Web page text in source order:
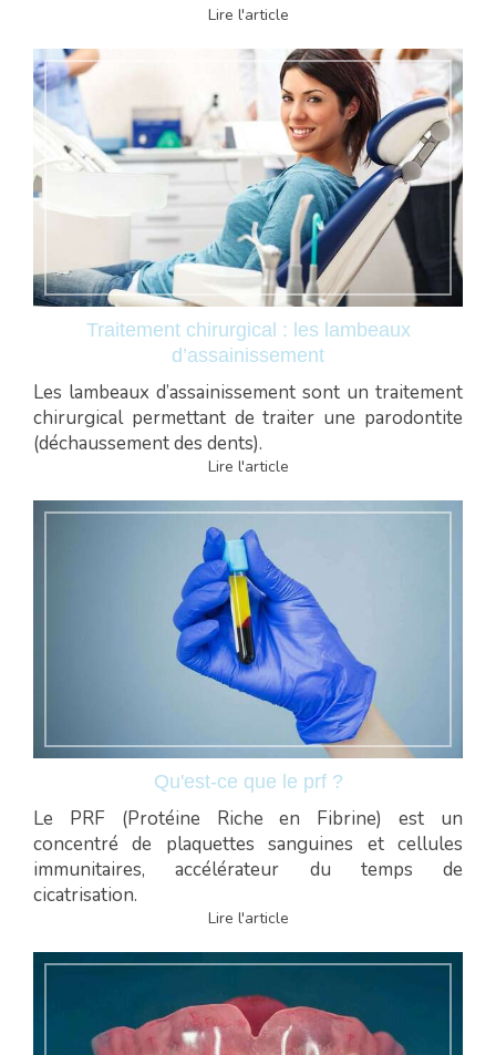
Lire l'article
Traitement chirurgical : les lambeaux
d’assainissement
Les lambeaux d’assainissement sont un traitement
chirurgical permettant de traiter une parodontite
(déchaussement des dents).
Lire l'article
Qu'est-ce que le prf ?
Le PRF (Protéine Riche en Fibrine) est un
concentré de plaquettes sanguines et cellules
immunitaires, accélérateur du temps de
cicatrisation.
Lire l'article